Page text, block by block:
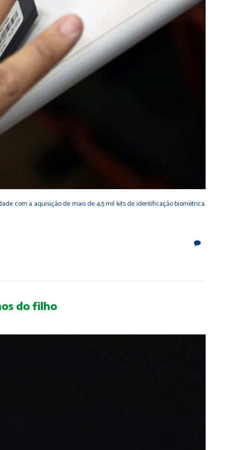
com a aquisição de mais de 4,5 mil kits de identificação biométrica.
do filho